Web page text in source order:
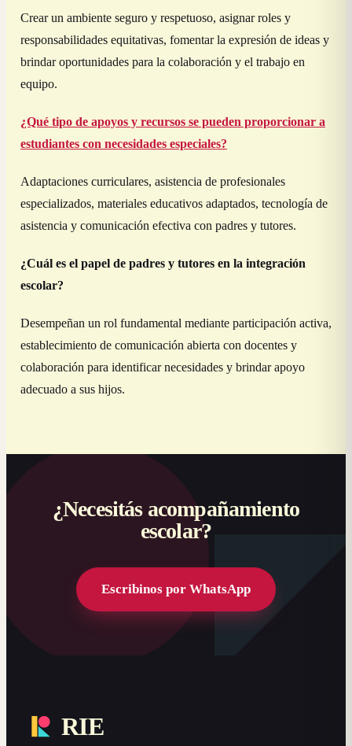
Crear un ambiente seguro y respetuoso, asignar roles y
responsabilidades equitativas, fomentar la expresión de ideas y
brindar oportunidades para la colaboración y el trabajo en
equipo.
¿Qué tipo de apoyos y recursos se pueden proporcionar a
estudiantes con necesidades especiales?
Adaptaciones curriculares, asistencia de profesionales
especializados, materiales educativos adaptados, tecnología de
asistencia y comunicación efectiva con padres y tutores.
¿Cuál es el papel de padres y tutores en la integración
escolar?
Desempeñan un rol fundamental mediante participación activa,
establecimiento de comunicación abierta con docentes y
colaboración para identificar necesidades y brindar apoyo
adecuado a sus hijos.
¿Necesitás acompañamiento
escolar?
Escribinos por WhatsApp
RIE